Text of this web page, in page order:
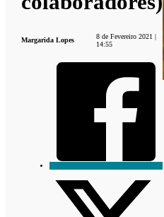
Margarida Lopes
8 de Fevereiro 2021 |
14:55